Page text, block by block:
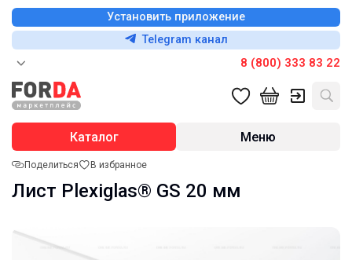
Установить приложение
Telegram канал
8 (800) 333 83 22
Каталог Меню
Поделиться В избранное
Лист Plexiglas® GS 20 мм